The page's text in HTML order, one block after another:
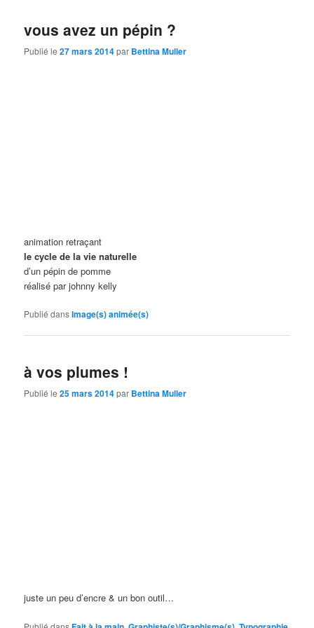
vous avez un pépin ?
Publié le27 mars 2014par Bettina Muller
animation retraçant
le cycle de la vie naturelle
d’un pépin de pomme
réalisé par johnny kelly
Publié dansImage(s) animée(s)
à vos plumes !
Publié le25 mars 2014par Bettina Muller
juste un peu d’encre & un bon outil…